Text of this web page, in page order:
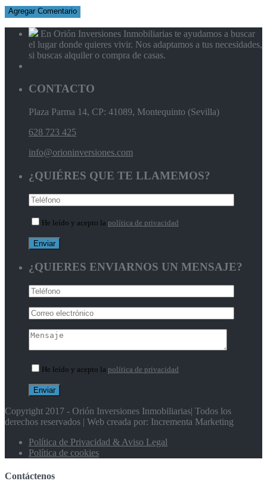
En Orión Inversiones Inmobiliarias te ayudamos a buscar
el lugar donde quieres vivir. Nos adaptamos a tus necesidades,
si buscas alquiler o compra de casas.
CONTACTO
Plaza Parma 14, CP: 41089, Montequinto (Sevilla)
628 723 425
info@orioninversiones.com
¿QUIÉRES QUE TE LLAMEMOS?
He leído y acepto la política de privacidad
¿QUIERES ENVIARNOS UN MENSAJE?
He leído y acepto la política de privacidad
Copyright 2017 - Orión Inversiones Inmobiliarias| Todos los
derechos reservados | Web creada por: Incrementa Marketing
Política de Privacidad & Aviso Legal
Política de cookies
Contáctenos